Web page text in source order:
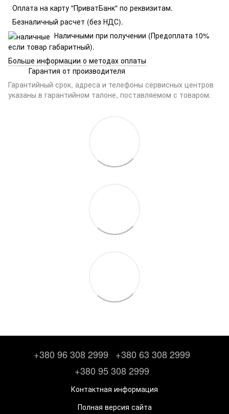
Оплата на карту "ПриватБанк" по реквизитам.
Безналичный расчет (без НДС).
Наличными при получении (Предоплата 10%
если товар габаритный).
Больше информации о методах оплаты
Гарантия от производителя
Гарантийный срок, адреса и телефоны сервисных центров
указаны в гарантийном талоне, поставляемом с товаром.
+380 96 308 2999
+380 63 308 2999
+380 95 308 2999
Контактная информация
Полная версия сайта